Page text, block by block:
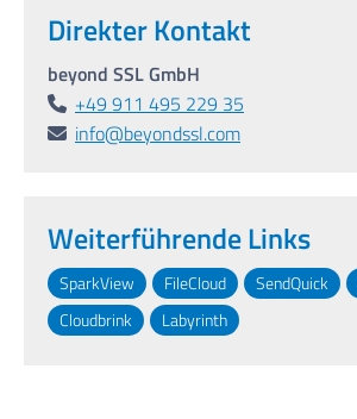
Direkter Kontakt
beyond SSL GmbH
+49 911 495 229 35
info@beyondssl.com
Weiterführende Links
SparkView FileCloud SendQuick
Cloudbrink
Labyrinth